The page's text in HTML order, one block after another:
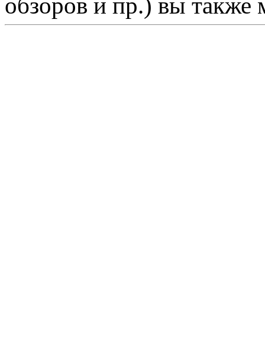
обзоров и пр.) вы также